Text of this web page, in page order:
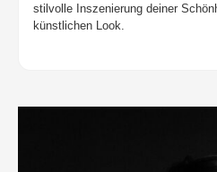
stilvolle Inszenierung deiner
künstlichen Look.